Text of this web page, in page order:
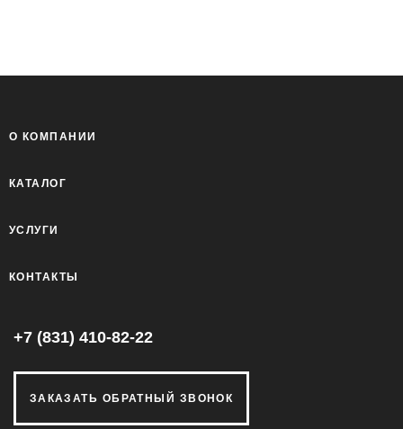
О КОМПАНИИ
КАТАЛОГ
УСЛУГИ
КОНТАКТЫ
+7 (831) 410-82-22
ЗАКАЗАТЬ ОБРАТНЫЙ ЗВОНОК